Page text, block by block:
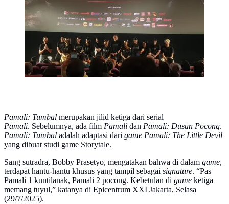
Pamali: Tumbal merupakan jilid ketiga dari serial
Pamali. Sebelumnya, ada film Pamali dan Pamali: Dusun Pocong.
Pamali: Tumbal adalah adaptasi dari game Pamali: The Little Devil
yang dibuat studi game Storytale.
Sang sutradra, Bobby Prasetyo, mengatakan bahwa di dalam game,
terdapat hantu-hantu khusus yang tampil sebagai signature. “Pas
Pamali 1 kuntilanak, Pamali 2 pocong. Kebetulan di game ketiga
memang tuyul,” katanya di Epicentrum XXI Jakarta, Selasa
(29/7/2025).